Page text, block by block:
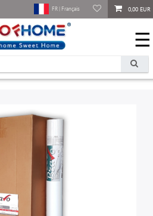
0,00 EUR
FR | Français
☰